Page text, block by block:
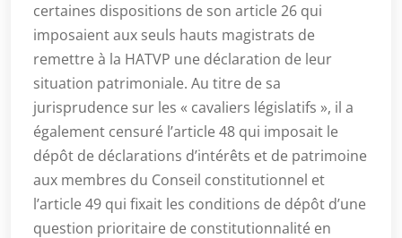
certaines dispositions de son article 26 qui
imposaient aux seuls hauts magistrats de
remettre à la HATVP une déclaration de leur
situation patrimoniale. Au titre de sa
jurisprudence sur les « cavaliers législatifs », il a
également censuré l’article 48 qui imposait le
dépôt de déclarations d’intérêts et de patrimoine
aux membres du Conseil constitutionnel et
l’article 49 qui fixait les conditions de dépôt d’une
question prioritaire de constitutionnalité en